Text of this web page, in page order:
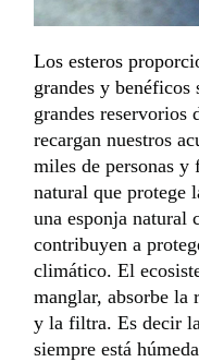
Los esteros
grandes y benéficos
grandes reservorios
recargan nuestros
miles de personas y
natural que protege
una esponja natural
contribuyen a
climático. El
manglar, absorbe la
y la filtra. Es decir
siempre está